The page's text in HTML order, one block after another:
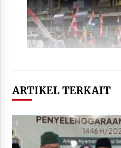
ARTIKEL TERKAIT